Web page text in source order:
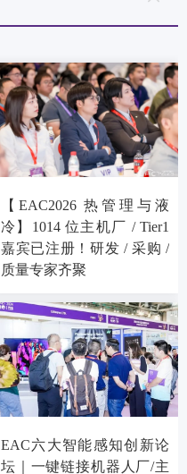
EAC六大智能感知创新论
坛｜一键链接机器人厂/主
【EAC2026 热管理与液
冷】1014 位主机厂 / Tier1
嘉宾已注册！研发 / 采购 /
质量专家齐聚